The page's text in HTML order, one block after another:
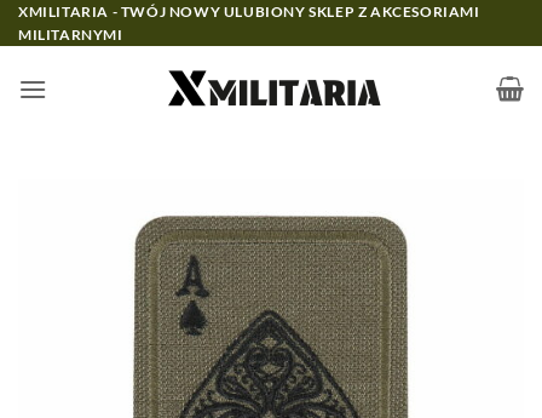
Przewiń
do
XMILITARIA - TWÓJ NOWY ULUBIONY SKLEP Z AKCESORIAMI
MILITARNYMI